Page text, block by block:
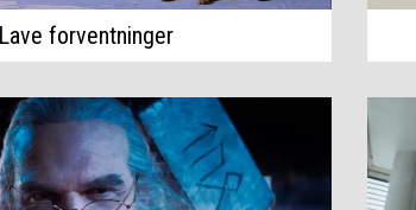
Lave forventninger